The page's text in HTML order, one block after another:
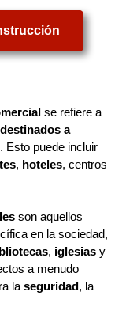
se refiere a
a
. Esto puede incluir
, hoteles, centros
son aquellos
en la sociedad,
, iglesias y
a menudo
la seguridad, la